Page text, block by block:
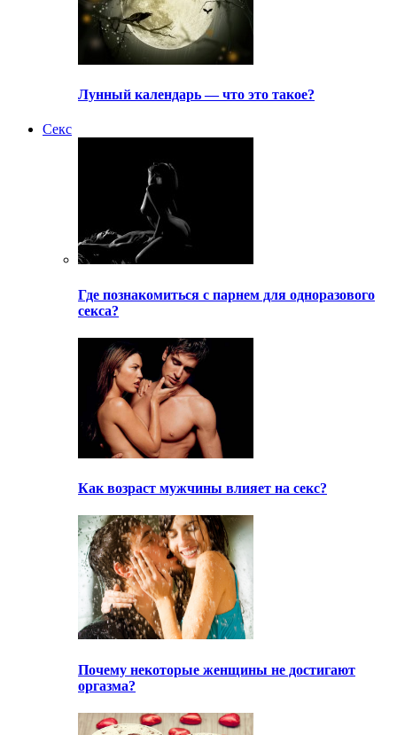
Лунный календарь — что это такое?
Секс
Где познакомиться с парнем для одноразового
секса?
Как возраст мужчины влияет на секс?
Почему некоторые женщины не достигают
оргазма?